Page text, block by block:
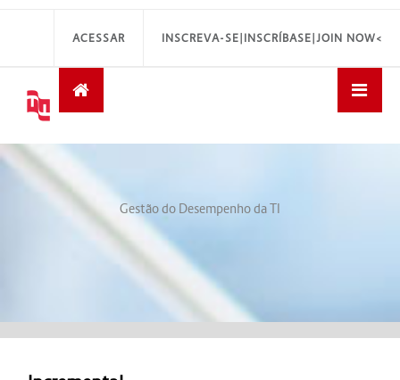
INSCREVA-SE|INSCRÍBASE|JOIN NOW<
ACESSAR
Gestão do Desempenho da TI